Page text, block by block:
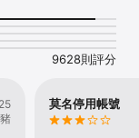
限制。
見面。
解你的興趣與目的，
9628則評分
莫名停用帳號